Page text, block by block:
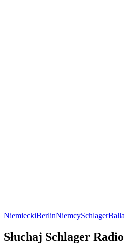
NiemieckiBerlinNiemcySchlager
Słuchaj Schlager